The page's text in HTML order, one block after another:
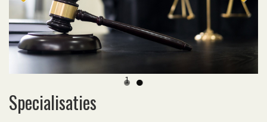
1
Previous
Previous
Specialisaties